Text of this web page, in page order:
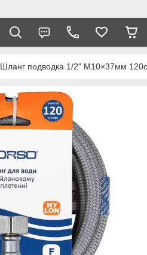
Шланг подводка 1/2" М10×37мм